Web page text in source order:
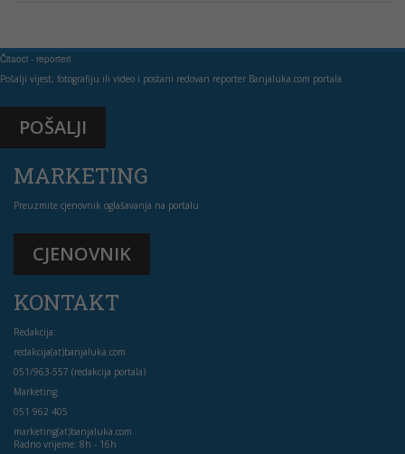
Čitaoci - reporteri
Pošalji vijest, fotografiju ili video i postani redovan reporter Banjaluka.com portala
POŠALJI
MARKETING
Preuzmite cjenovnik oglašavanja na portalu
CJENOVNIK
KONTAKT
Redakcija:
redakcija(at)banjaluka.com
051/963-557 (redakcija portala)
Marketing:
051 962 405
marketing(at)banjaluka.com
Radno vrijeme: 8h - 16h